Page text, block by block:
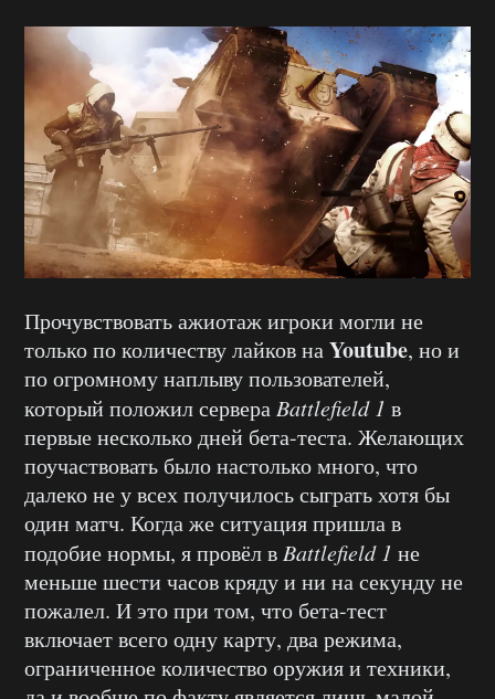
Прочувствовать ажиотаж игроки могли не
только по количеству лайков наYoutube, но и
по огромному наплыву пользователей,
который положил сервера Battlefield 1 в
первые несколько дней бета-теста. Желающих
поучаствовать было настолько много, что
далеко не у всех получилось сыграть хотя бы
один матч. Когда же ситуация пришла в
подобие нормы, я провёл в Battlefield 1 не
меньше шести часов кряду и ни на секунду не
пожалел. И это при том, что бета-тест
включает всего одну карту, два режима,
ограниченное количество оружия и техники,